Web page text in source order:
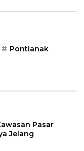
Pontianak
Pasar
Jelang